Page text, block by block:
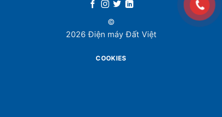
©
2026 Điện máy Đất Việt
COOKIES